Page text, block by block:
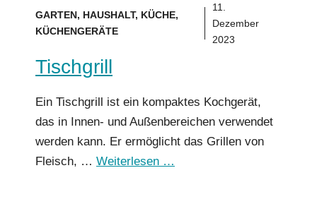
GARTEN, HAUSHALT, KÜCHE,
KÜCHENGERÄTE
11.
Dezember
2023
Tischgrill
Ein Tischgrill ist ein kompaktes Kochgerät,
das in Innen- und Außenbereichen verwendet
werden kann. Er ermöglicht das Grillen von
Fleisch, … Weiterlesen …